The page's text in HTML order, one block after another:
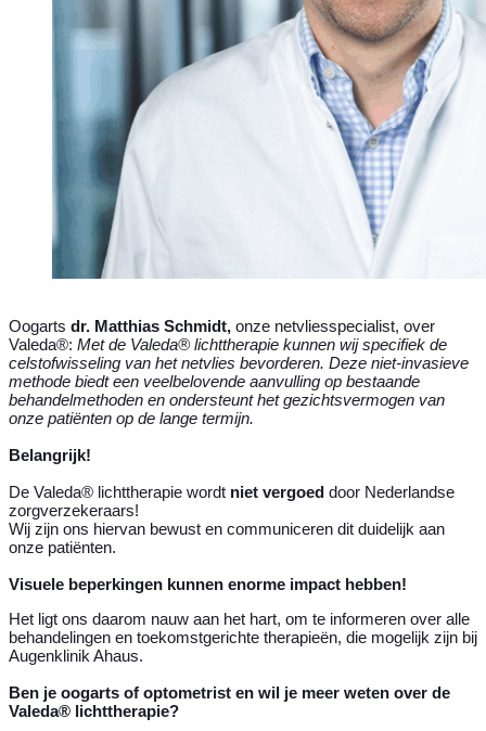
Oogarts dr. Matthias Schmidt, onze netvliesspecialist, over
Valeda®: Met de Valeda® lichttherapie kunnen wij specifiek de
celstofwisseling van het netvlies bevorderen. Deze niet-invasieve
methode biedt een veelbelovende aanvulling op bestaande
behandelmethoden en ondersteunt het gezichtsvermogen van
onze patiënten op de lange termijn.
Belangrijk!
De Valeda® lichttherapie wordt niet vergoed door Nederlandse
zorgverzekeraars!
Wij zijn ons hiervan bewust en communiceren dit duidelijk aan
onze patiënten.
Visuele beperkingen kunnen enorme impact hebben!
Het ligt ons daarom nauw aan het hart, om te informeren over alle
behandelingen en toekomstgerichte therapieën, die mogelijk zijn bij
Augenklinik Ahaus.
Ben je oogarts of optometrist en wil je meer weten over de
Valeda® lichttherapie?